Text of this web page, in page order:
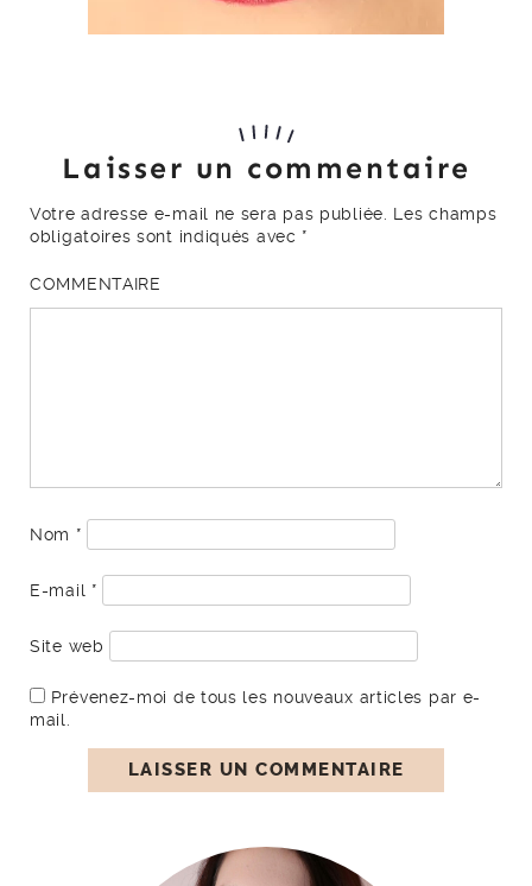
Laisser un commentaire
Votre adresse e-mail ne sera pas publiée.
Les champs
obligatoires sont indiqués avec *
COMMENTAIRE
Nom *
E-mail *
Site web
Prévenez-moi de tous les nouveaux articles par e-
mail.